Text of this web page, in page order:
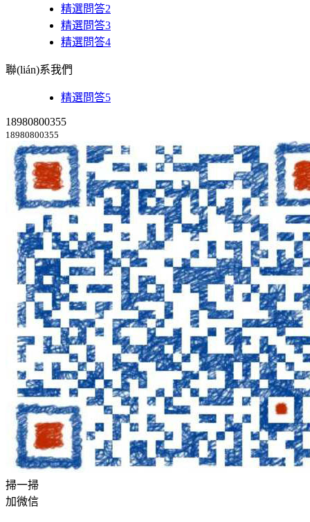
精選問答2
精選問答3
精選問答4
聯(lián)系我們
精選問答5
18980800355
18980800355
掃一掃
加微信